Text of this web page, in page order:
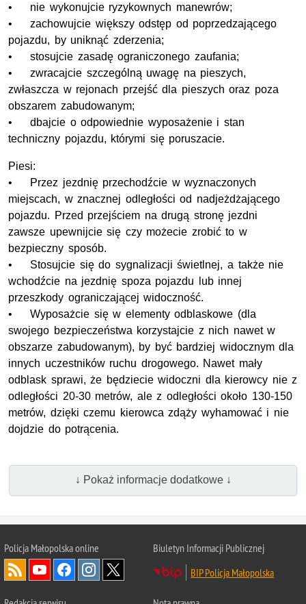
• nie wykonujcie ryzykownych manewrów;
• zachowujcie większy odstęp od poprzedzającego
pojazdu, by uniknąć zderzenia;
• stosujcie zasadę ograniczonego zaufania;
• zwracajcie szczególną uwagę na pieszych,
zwłaszcza w rejonach przejść dla pieszych oraz poza
obszarem zabudowanym;
• dbajcie o odpowiednie wyposażenie i stan
techniczny pojazdu, którymi się poruszacie.
Piesi:
• Przez jezdnię przechodźcie w wyznaczonych
miejscach, w znacznej odległości od nadjeżdżającego
pojazdu. Przed przejściem na drugą stronę jezdni
zawsze upewnijcie się czy możecie zrobić to w
bezpieczny sposób.
• Stosujcie się do sygnalizacji świetlnej, a także nie
wchodźcie na jezdnię spoza pojazdu lub innej
przeszkody ograniczającej widoczność.
• Wyposażcie się w elementy odblaskowe (dla
swojego bezpieczeństwa korzystajcie z nich nawet w
obszarze zabudowanym), by być bardziej widocznym dla
innych uczestników ruchu drogowego. Nawet mały
odblask sprawi, że będziecie widoczni dla kierowcy nie z
odległości 20-30 metrów, ale z odległości około 130-150
metrów, dzięki czemu kierowca zdąży wyhamować i nie
dojdzie do potrącenia.
↓ Pokaż informacje dodatkowe ↓
Policja Małopolska online
Biuletyn Informacji Publicznej
BIP Policja Małopolska